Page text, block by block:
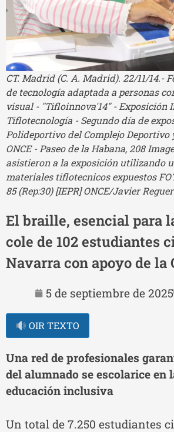
CT. Madrid (C. A. Madrid). 22/11/14.-
de tecnología adaptada a personas
visual - "Tifloinnova'14" - Exposición
Tiflotecnología - Segundo día de
Polideportivo del Complejo Deportivo
ONCE - Paseo de la Habana, 208
asistieron a la exposición utilizando
materiales tiflotecnicos expuestos
85 (Rep:30) [IEPR] ONCE/Javier
El braille, esencial para
cole de 102 estudiantes
Navarra con apoyo de la
5 de septiembre de 2025
OIR TEXTO
Una red de profesionales
del alumnado se escolarice en
educación inclusiva
Un total de 7.250 estudiantes